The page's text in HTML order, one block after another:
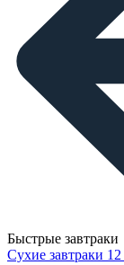
Быстрые завтраки
Сухие завтраки 12